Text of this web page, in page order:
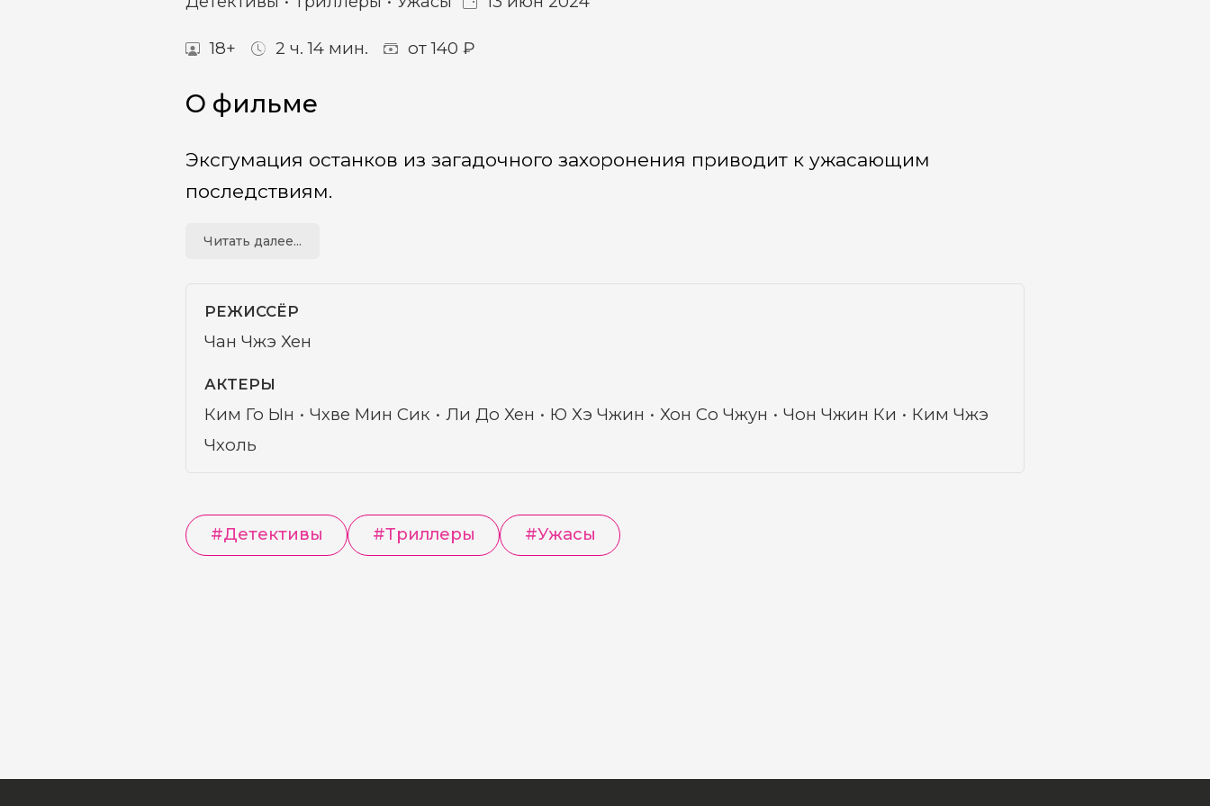
18+ 2 ч. 14 мин. от 140 ₽
О фильме
Эксгумация останков из загадочного захоронения приводит к ужасающим
последствиям.
Читать далее...
РЕЖИССЁР
Чан Чжэ Хен
АКТЕРЫ
Ким Го Ын Чхве Мин Сик Ли До Хен Ю Хэ Чжин Хон Со Чжун Чон Чжин Ки
Ким Чжэ
Чхоль
#Детективы #Триллеры #Ужасы